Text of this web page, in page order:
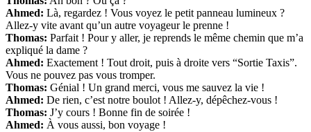
Ahmed: Là, regardez ! Vous voyez le petit panneau lumineux ?
Allez-y vite avant qu’un autre voyageur le prenne !
Thomas: Parfait ! Pour y aller, je reprends le même chemin que m’a
expliqué la dame ?
Ahmed: Exactement ! Tout droit, puis à droite vers “Sortie Taxis”.
Vous ne pouvez pas vous tromper.
Thomas: Génial ! Un grand merci, vous me sauvez la vie !
Ahmed: De rien, c’est notre boulot ! Allez-y, dépêchez-vous !
Thomas: J’y cours ! Bonne fin de soirée !
Ahmed: À vous aussi, bon voyage !